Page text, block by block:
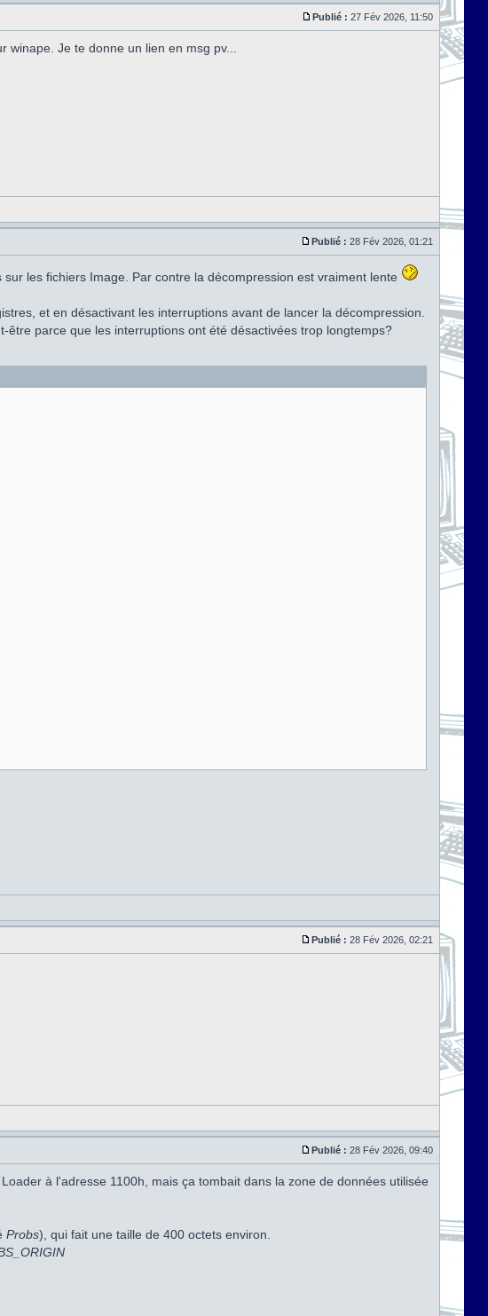
Publié : 27 Fév 2026, 11:50
Je te donne un lien en msg pv...
Publié : 28 Fév 2026, 01:21
les fichiers Image. Par contre la décompression est vraiment lente
et en désactivant les interruptions avant de lancer la décompression.
parce que les interruptions ont été désactivées trop longtemps?
Publié : 28 Fév 2026, 02:21
Publié : 28 Fév 2026, 09:40
à l'adresse 1100h, mais ça tombait dans la zone de données utilisée
Probs), qui fait une taille de 400 octets environ.